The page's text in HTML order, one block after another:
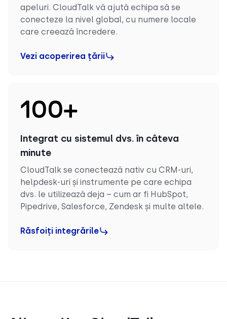
apeluri. CloudTalk vă ajută echipa să se
conecteze la nivel global, cu numere locale
care creează încredere.
Vezi acoperirea țării
100+
Integrat cu sistemul dvs. în câteva
minute
CloudTalk se conectează nativ cu CRM-uri,
helpdesk-uri și instrumente pe care echipa
dvs. le utilizează deja – cum ar fi HubSpot,
Pipedrive, Salesforce, Zendesk și multe altele.
Răsfoiți integrările